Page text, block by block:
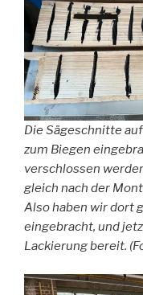
Die Sägeschnitte
zum Biegen
verschlossen
gleich nach der
Also haben wir dort
eingebracht, und
Lackierung bereit.